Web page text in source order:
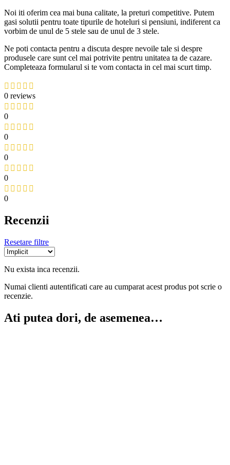
Noi iti oferim cea mai buna calitate, la preturi competitive. Putem
gasi solutii pentru toate tipurile de hoteluri si pensiuni, indiferent ca
vorbim de unul de 5 stele sau de unul de 3 stele.
Ne poti contacta pentru a discuta despre nevoile tale si despre
produsele care sunt cel mai potrivite pentru unitatea ta de cazare.
Completeaza formularul si te vom contacta in cel mai scurt timp.
0 reviews
0
0
0
0
0
Recenzii
Resetare filtre
Nu exista inca recenzii.
Numai clienti autentificati care au cumparat acest produs pot scrie o
recenzie.
Ati putea dori, de asemenea…